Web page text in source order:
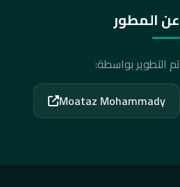
عن المطور
تم التطوير بواسطة:
Moataz Mohammady